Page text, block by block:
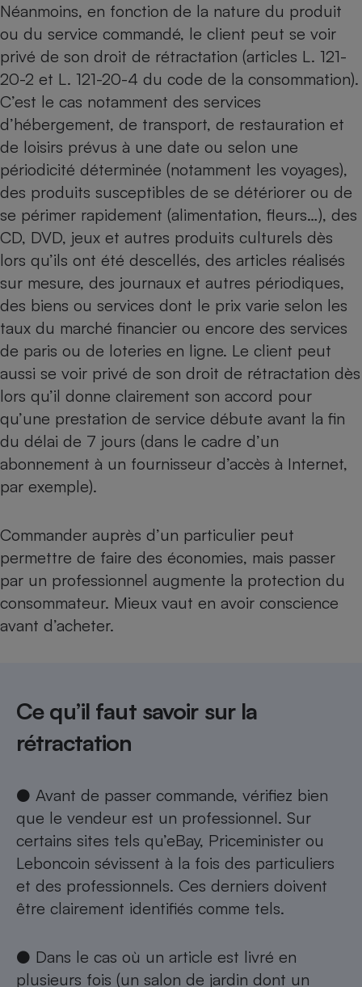
Néanmoins, en fonction de la nature du produit
ou du service commandé, le client peut se voir
privé de son droit de rétractation (articles L. 121-
20-2 et L. 121-20-4 du code de la consommation).
C’est le cas notamment des services
d’hébergement, de transport, de restauration et
de loisirs prévus à une date ou selon une
périodicité déterminée (notamment les voyages),
des produits susceptibles de se détériorer ou de
se périmer rapidement (alimentation, fleurs…), des
CD, DVD, jeux et autres produits culturels dès
lors qu’ils ont été descellés, des articles réalisés
sur mesure, des journaux et autres périodiques,
des biens ou services dont le prix varie selon les
taux du marché financier ou encore des services
de paris ou de loteries en ligne. Le client peut
aussi se voir privé de son droit de rétractation dès
lors qu’il donne clairement son accord pour
qu’une prestation de service débute avant la fin
du délai de 7 jours (dans le cadre d’un
abonnement à un fournisseur d’accès à Internet,
par exemple).
Commander auprès d’un particulier peut
permettre de faire des économies, mais passer
par un professionnel augmente la protection du
consommateur. Mieux vaut en avoir conscience
avant d’acheter.
Ce qu’il faut savoir sur la
rétractation
● Avant de passer commande, vérifiez bien
que le vendeur est un professionnel. Sur
certains sites tels qu’eBay, Priceminister ou
Leboncoin sévissent à la fois des particuliers
et des professionnels. Ces derniers doivent
être clairement identifiés comme tels.
● Dans le cas où un article est livré en
plusieurs fois (un salon de jardin dont un
Climatiseur -
Ventilateur
Cafetière à expressos
Robot ménager
Antivirus
Climatiseur -
Ventilateur